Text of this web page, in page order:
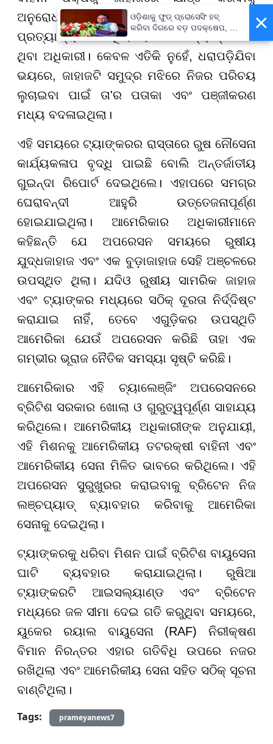
ଅନୁରୋଧ କରାଯାଇଥିଲେ ବି ଏହାକୁ ବାରମ୍ବାର
ପ୍ରତ୍ୟାଖ୍ୟାନ କରିଥିଲା ଋଷ ତୈଳ ଟ୍ୟାଙ୍କରରେ
ଥିବା ଅଧିକାରୀ। କେବଳ ଏତିକି ନୁହେଁ, ଧରାପଡ଼ିଯିବା
ଭୟରେ, ଜାହାଜଟି ସମୁଦ୍ର ମଝିରେ ନିଜର ପରିଚୟ
ଲୁଚାଇବା ପାଇଁ ତା'ର ପତାକା ଏବଂ ପଞ୍ଜୀକରଣ
ମଧ୍ୟ ବଦଳାଇଥିଲା।
ଏହି ସମୟରେ ଟ୍ୟାଙ୍କରର ରାସ୍ତାରେ ରୁଷ ନୌସେନା
କାର୍ଯ୍ୟକଳାପ ବୃଦ୍ଧି ପାଇଛି ବୋଲି ଅନ୍ତର୍ଜାତୀୟ
ଗୁଇନ୍ଦା ରିପୋର୍ଟ ଦେଇଥିଲେ। ଏହାପରେ ସମଗ୍ର
ଘେରାବନ୍ଦୀ ଆହୁରି ଉତ୍ତେଜନାପୂର୍ଣ୍ଣ
ହୋଇଯାଇଥିଲା। ଆମେରିକାର ଅଧିକାରୀମାନେ
କହିଛନ୍ତି ଯେ ଅପରେସନ ସମୟରେ ରୁଷୀୟ
ଯୁଦ୍ଧଜାହାଜ ଏବଂ ଏକ ବୁଡ଼ାଜାହାଜ ସେହି ଅଞ୍ଚଳରେ
ଉପସ୍ଥିତ ଥିଲା। ଯଦିଓ ରୁଷୀୟ ସାମରିକ ଜାହାଜ
ଏବଂ ଟ୍ୟାଙ୍କର ମଧ୍ୟରେ ସଠିକ୍ ଦୂରତା ନିର୍ଦ୍ଦିଷ୍ଟ
କରାଯାଇ ନାହିଁ, ତେବେ ଏଗୁଡ଼ିକର ଉପସ୍ଥିତି
ଆମେରିକା ଯେଉଁ ଅପରେସନ କରିଛି ତାହା ଏକ
ଗମ୍ଭୀର ଭୂରାଜ ନୈତିକ ସମସ୍ୟା ସୃଷ୍ଟି କରିଛି।
ଆମେରିକାର ଏହି ଚ୍ୟାଲେଞ୍ଜିଂ ଅପରେସନରେ
ବ୍ରିଟିଶ ସରକାର ଖୋଲା ଓ ଗୁରୁତ୍ୱପୂର୍ଣ୍ଣ ସାହାଯ୍ୟ
କରିଥିଲେ। ଆମେରିକୀୟ ଅଧିକାରୀଙ୍କ ଅନୁଯାୟୀ,
ଏହି ମିଶନକୁ ଆମେରିକୀୟ ତଟରକ୍ଷୀ ବାହିନୀ ଏବଂ
ଆମେରିକୀୟ ସେନା ମିଳିତ ଭାବରେ କରିଥିଲେ। ଏହି
ଅପରେସନ ସୁରୁଖୁରର କରାଇବାକୁ ବ୍ରିଟେନ ନିଜ
ଲଞ୍ଚପ୍ୟାଡ୍ ବ୍ୟାବହାର କରିବାକୁ ଆମେରିକା
ସେନାକୁ ଦେଇଥିଲା।
ଟ୍ୟାଙ୍କରକୁ ଧରିବା ମିଶନ ପାଇଁ ବ୍ରିଟିଶ ବାୟୁସେନା
ଘାଟି ବ୍ୟବହାର କରାଯାଇଥିଲା। ରୁଷିଆ
ଟ୍ୟାଙ୍କରଟି ଆଇସଲ୍ୟାଣ୍ଡ ଏବଂ ବ୍ରିଟେନ
ମଧ୍ୟରେ ଜଳ ସୀମା ଦେଇ ଗତି କରୁଥିବା ସମୟରେ,
ୟୁକେର ରୟାଲ ବାୟୁସେନା (RAF) ନିରୀକ୍ଷଣ
ବିମାନ ନିରନ୍ତର ଏହାର ଗତିବିଧି ଉପରେ ନଜର
ରଖିଥିଲା ଏବଂ ଆମେରିକୀୟ ସେନା ସହିତ ସଠିକ୍ ସୂଚନା
ବାଣ୍ଟିଥିଲା।
Tags:
prameyanews7
×
ଓଡ଼ିଶାକୁ ଫୁଡ୍ ପ୍ରୋସେସିଂ ହବ୍
କରିବା ଦିଗରେ ବଡ଼ ପଦକ୍ଷେପ, ୪୨
ହଜାରରୁ ଅଧିକ ନିଯୁକ୍ତି ସୁଯୋଗ